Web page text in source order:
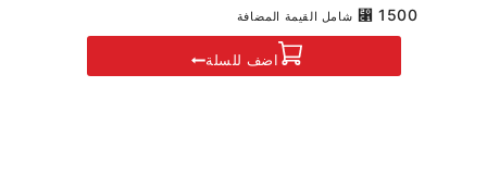
⃁ 1500 شامل القيمة المضافة
اضف للسلة